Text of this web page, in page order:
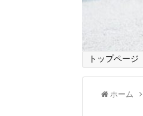
トップページ
ホーム